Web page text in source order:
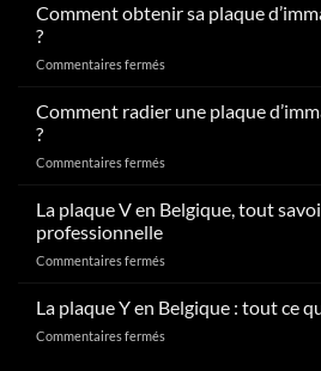
Comment obtenir sa plaque
?
Commentaires ferméssur
d’immatriculation
Belgique
Comment radier une plaque
?
Commentaires ferméssur
radier
d’immatriculation
Belgique
La plaque V en Belgique, tout
professionnelle
Commentaires ferméssur
plaque
en
La plaque Y en Belgique : tout ce
Commentaires ferméssur